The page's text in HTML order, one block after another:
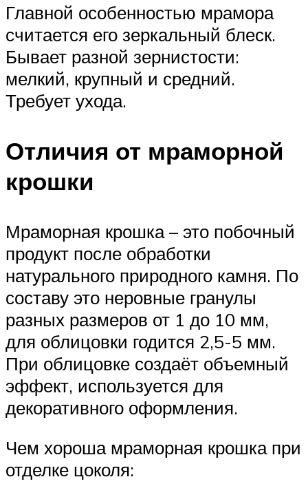
Главной особенностью мрамора
считается его зеркальный блеск.
Бывает разной зернистости:
мелкий, крупный и средний.
Требует ухода.
Отличия от мраморной
крошки
Мраморная крошка – это побочный
продукт после обработки
натурального природного камня. По
составу это неровные гранулы
разных размеров от 1 до 10 мм,
для облицовки годится 2,5-5 мм.
При облицовке создаёт объемный
эффект, используется для
декоративного оформления.
Чем хороша мраморная крошка при
отделке цоколя: